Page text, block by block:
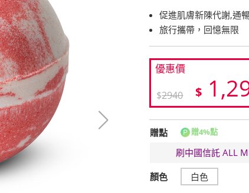
促進肌膚新陳代謝,通
旅行攜帶，回憶無限
優惠價
$
$2940
贈點 贈4%點
刷中國信託 ALL
顏色 白色